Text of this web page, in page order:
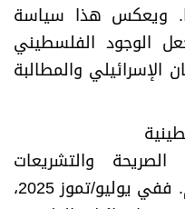
ويعكس هذا سياسة
الوجود الفلسطيني
والمطالبة
والتشريعات
البرلمانية نوايا الإئتلاف الحاكم. ففي يوليو/تموز 2025،